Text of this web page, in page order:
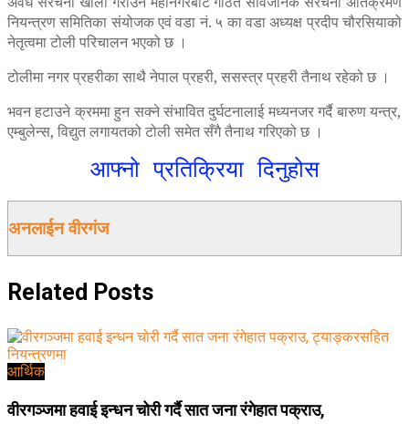
नियन्त्रण समितिका संयोजक एवं वडा नं. ५ का वडा अध्यक्ष प्रदीप चौरसियाको
नेतृत्वमा टोली परिचालन भएको छ ।
टोलीमा नगर प्रहरीका साथै नेपाल प्रहरी, ससस्त्र प्रहरी तैनाथ रहेको छ ।
भवन हटाउने क्रममा हुन सक्ने संभावित दुर्घटनालाई मध्यनजर गर्दै बारुण यन्त्र,
एम्बुलेन्स, विद्युत लगायतको टोली समेत सँगै तैनाथ गरिएको छ ।
आफ्नो प्रतिक्रिया दिनुहोस
अनलाईन वीरगंज
Related Posts
आर्थिक
वीरगञ्जमा हवाई इन्धन चोरी गर्दै सात जना रंगेहात पक्राउ,